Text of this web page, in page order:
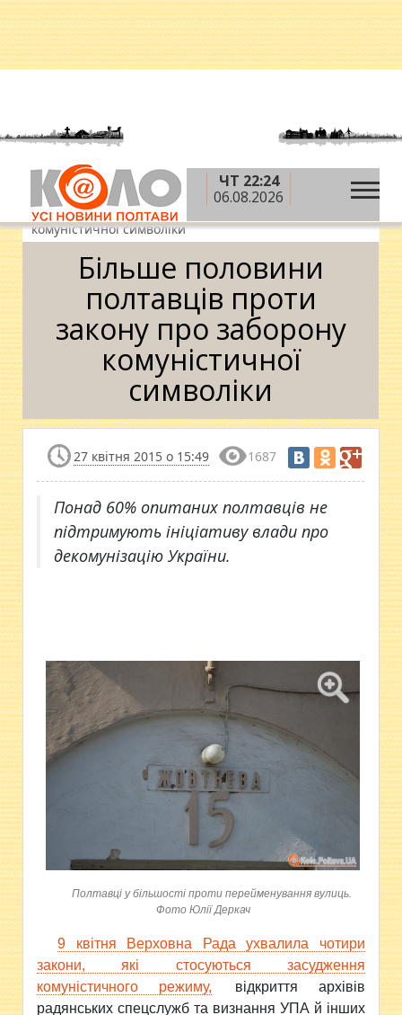
ЧТ 22:24
06.08.2026
Головна » Новини » Суспільство
половини полтавців проти закону про заборону
комуністичної символіки
Більше половини
полтавців проти
закону про заборону
комуністичної
символіки
27 квітня 2015 о 15:49 1687
Понад 60% опитаних полтавців не
підтримують ініціативу влади про
декомунізацію України.
Полтавці у більшості проти перейменування вулиць.
Фото Юлії Деркач
9 квітня Верховна Рада ухвалила чотири
закони, які стосуються засудження
комуністичного режиму,
відкриття архівів
радянських спецслужб та визнання УПА й інших